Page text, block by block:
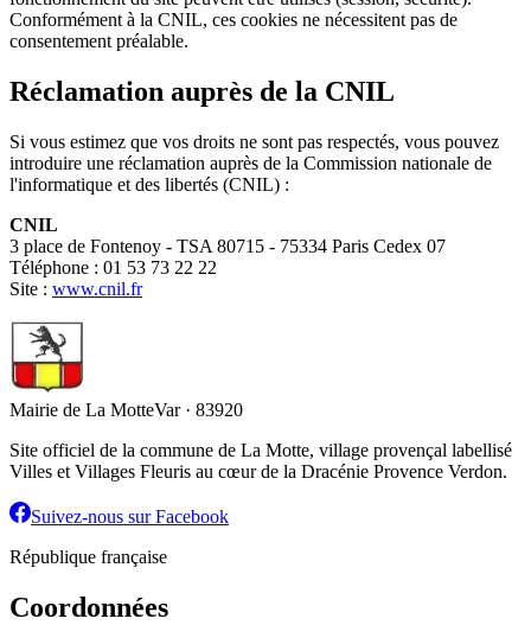
Conformément à la CNIL, ces cookies ne nécessitent pas de
consentement préalable.
Réclamation auprès de la CNIL
Si vous estimez que vos droits ne sont pas respectés, vous pouvez
introduire une réclamation auprès de la Commission nationale de
l'informatique et des libertés (CNIL) :
CNIL
3 place de Fontenoy - TSA 80715 - 75334 Paris Cedex 07
Téléphone : 01 53 73 22 22
Site : www.cnil.fr
Mairie de La MotteVar · 83920
Site officiel de la commune de La Motte, village provençal labellisé
Villes et Villages Fleuris au cœur de la Dracénie Provence Verdon.
Suivez-nous sur Facebook
République française
Coordonnées